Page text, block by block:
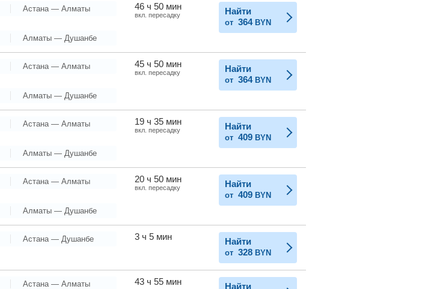
Астана — Алматы
Алматы — Душанбе
46 ч 50 мин
вкл. пересадку Найти
от 364 BYN
Астана — Алматы
Алматы — Душанбе
45 ч 50 мин
вкл. пересадку Найти
от 364 BYN
Астана — Алматы
Алматы — Душанбе
19 ч 35 мин
вкл. пересадку Найти
от 409 BYN
Астана — Алматы
Алматы — Душанбе
20 ч 50 мин
вкл. пересадку Найти
от 409 BYN
Астана — Душанбе 3 ч 5 мин Найти
от 328 BYN
Астана — Алматы 43 ч 55 мин Найти